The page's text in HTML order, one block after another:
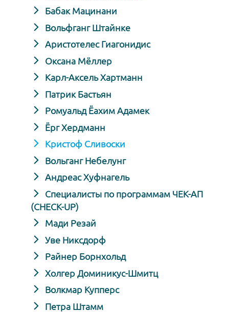
Бабак Мацинани
Вольфганг Штайнке
Аристотелес Гиагонидис
Оксана Мёллер
Карл-Аксель Хартманн
Патрик Бастьян
Ромуальд Ёахим Адамек
Ёрг Хердманн
Кристоф Сливоски
Вольганг Небелунг
Андреас Хуфнагель
Специалисты по программам ЧЕК-АП
(CHECK-UP)
Мади Резай
Уве Никсдорф
Райнер Борнхольд
Холгер Доминикус-Шмитц
Волкмар Купперс
Петра Штамм